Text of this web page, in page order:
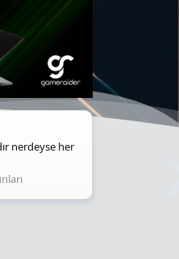
nerdeyse her